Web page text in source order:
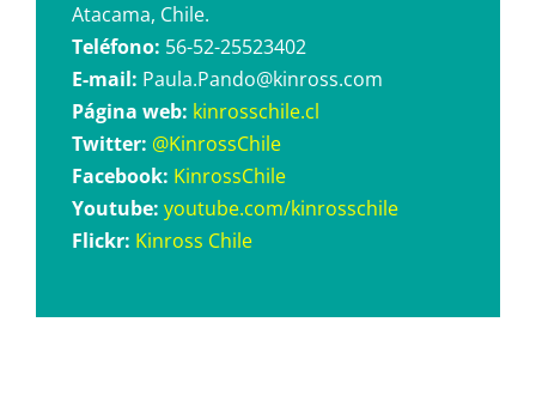
Atacama, Chile.
Teléfono: 56-52-25523402
E-mail: Paula.Pando@kinross.com
Página web: kinrosschile.cl
Twitter: @KinrossChile
Facebook: KinrossChile
Youtube: youtube.com/kinrosschile
Flickr: Kinross Chile